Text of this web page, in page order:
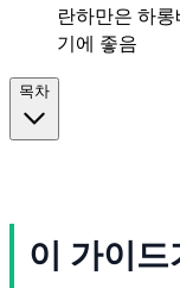
란하만은 하
기에 좋음
목차
이 가이